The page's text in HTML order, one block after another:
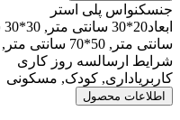
جنسکنواس پلی استر
ابعاد
سانتی متر, 50*70 سانتی متر, 70*100 سانتی متر
شرایط ارسالسه روز کاری
کاربریاداری, کودک, مسکونی
اطلاعات محصول